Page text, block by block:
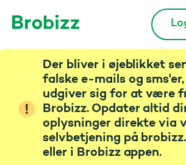
Der bliver i øjeblikket
falske e-mails og sms'er,
udgiver sig for at være
Brobizz. Opdater altid
oplysninger direkte via
selvbetjening på
eller i Brobizz appen.